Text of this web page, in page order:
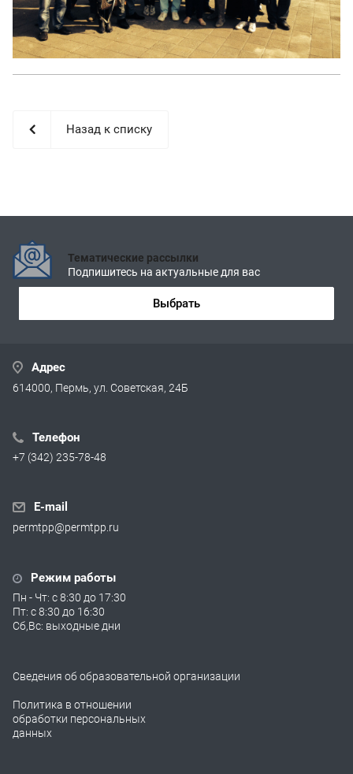
Назад к списку
Тематические рассылки
Подпишитесь на актуальные для вас
Выбрать
Адрес
614000, Пермь, ул. Советская, 24Б
Телефон
+7 (342) 235-78-48
E-mail
permtpp@permtpp.ru
Режим работы
Пн - Чт: с 8:30 до 17:30
Пт: с 8:30 до 16:30
Сб,Вс: выходные дни
Сведения об образовательной организации
Политика в отношении
обработки персональных
данных